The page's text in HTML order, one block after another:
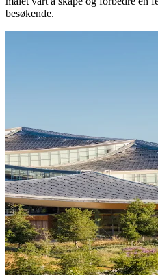
besøkende.